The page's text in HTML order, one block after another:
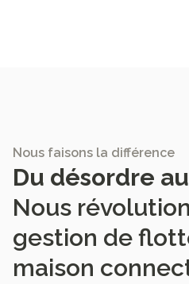
Nous faisons la différence
Du désordre
Nous
gestion de
maison